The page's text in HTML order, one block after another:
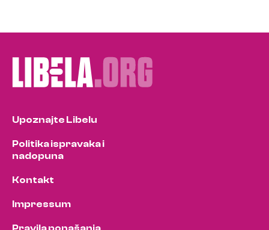
Upoznajte Libelu
Politika ispravaka i
nadopuna
Kontakt
Impressum